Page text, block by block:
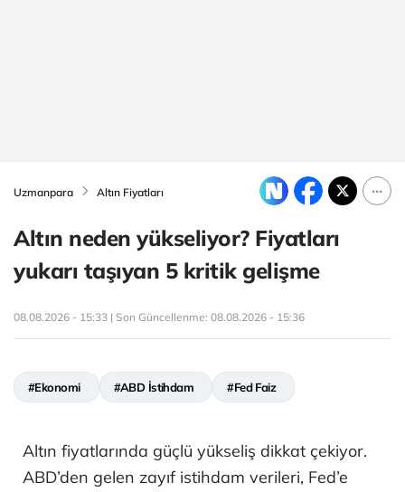
Uzmanpara Altın Fiyatları
Altın neden yükseliyor? Fiyatları
yukarı taşıyan 5 kritik gelişme
08.08.2026 - 15:33 | Son Güncellenme: 08.08.2026 - 15:36
#Ekonomi #ABD İstihdam #Fed Faiz
Altın fiyatlarında güçlü yükseliş dikkat çekiyor.
ABD’den gelen zayıf istihdam verileri, Fed’e